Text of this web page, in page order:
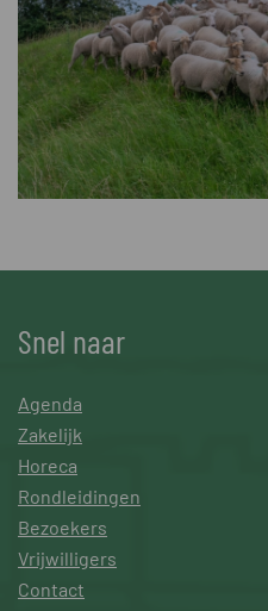
Snel naar
Agenda
Zakelijk
Horeca
Rondleidingen
Bezoekers
Vrijwilligers
Contact